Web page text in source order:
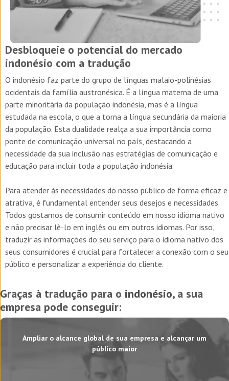
Desbloqueie o potencial do mercado
indonésio com a tradução
O indonésio faz parte do grupo de línguas malaio-polinésias
ocidentais da família austronésica. É a língua materna de uma
parte minoritária da população indonésia, mas é a língua
estudada na escola, o que a torna a língua secundária da maioria
da população. Esta dualidade realça a sua importância como
ponte de comunicação universal no país, destacando a
necessidade da sua inclusão nas estratégias de comunicação e
educação para incluir toda a população indonésia.
Para atender às necessidades do nosso público de forma eficaz e
atrativa, é fundamental entender seus desejos e necessidades.
Todos gostamos de consumir conteúdo em nosso idioma nativo
e não precisar lê-lo em inglês ou em outros idiomas. Por isso,
traduzir as informações do seu serviço para o idioma nativo dos
seus consumidores é crucial para fortalecer a conexão com o seu
público e personalizar a experiência do cliente.
Graças à tradução para o indonésio, a sua
empresa pode conseguir:
Ampliar o alcance global de sua empresa e alcançar um
público maior